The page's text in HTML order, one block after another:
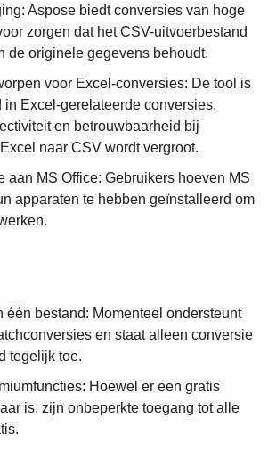
Aspose biedt conversies van hoge
zorgen dat het CSV-uitvoerbestand
de originele gegevens behoudt.
voor Excel-conversies: De tool is
Excel-gerelateerde conversies,
en betrouwbaarheid bij
naar CSV wordt vergroot.
aan MS Office: Gebruikers hoeven MS
apparaten te hebben geïnstalleerd om
één bestand: Momenteel ondersteunt
en staat alleen conversie
tegelijk toe.
Hoewel er een gratis
is, zijn onbeperkte toegang tot alle